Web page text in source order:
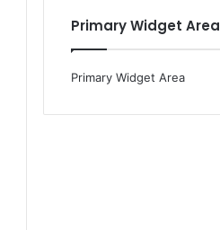
Primary Widget Area
Primary Widget Area